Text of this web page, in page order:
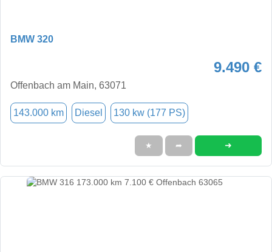
BMW 320
9.490 €
Offenbach am Main, 63071
143.000 km Diesel 130 kw (177 PS)
★ ➦ ➜